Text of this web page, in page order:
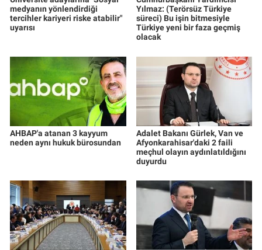
medyanın yönlendirdiği
tercihler kariyeri riske atabilir"
uyarısı
Yılmaz: (Terörsüz Türkiye
süreci) Bu işin bitmesiyle
Türkiye yeni bir faza geçmiş
olacak
AHBAP'a atanan 3 kayyum
neden aynı hukuk bürosundan
Adalet Bakanı Gürlek, Van ve
Afyonkarahisar'daki 2 faili
meçhul olayın aydınlatıldığını
duyurdu